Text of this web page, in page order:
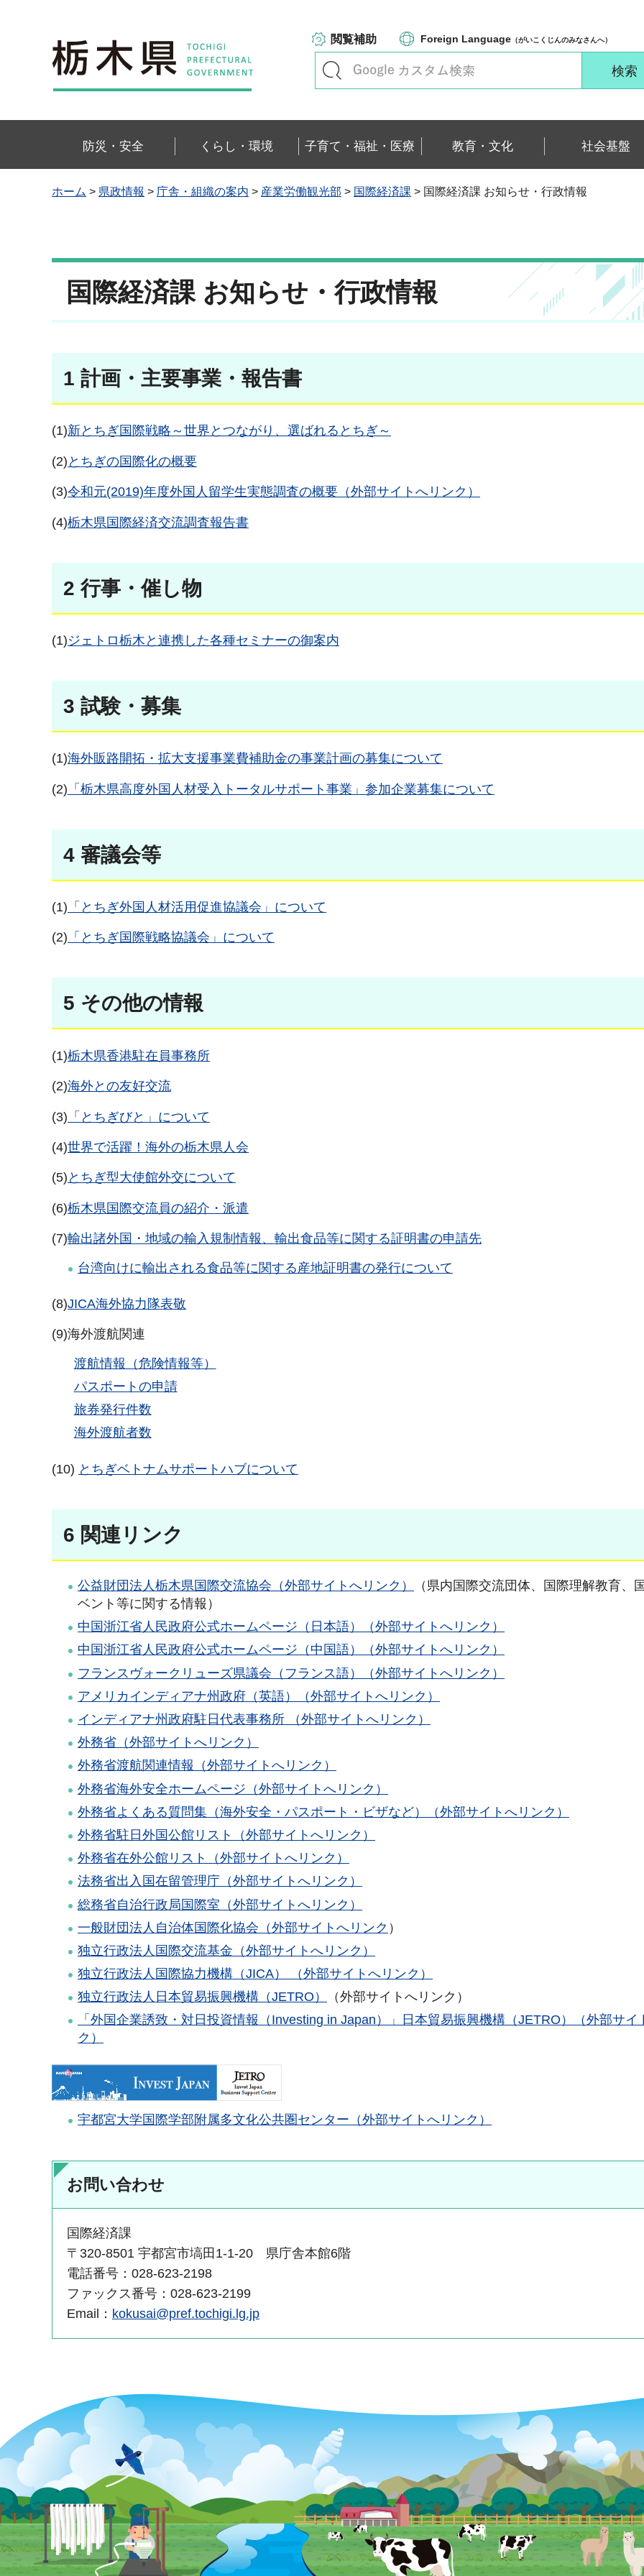
栃木県
閲覧補助 Foreign Language （がいこくじんのみなさんへ）
防災・安全 くらし・環境 子育て・福祉・医療 教育・文化 社会基盤
ホーム > 県政情報 > 庁舎・組織の案内 > 産業労働観光部 > 国際経済課 > 国際経済課 お知らせ・行政情報
国際経済課 お知らせ・行政情報
1 計画・主要事業・報告書
(1)新とちぎ国際戦略～世界とつながり、選ばれるとちぎ～
(2) とちぎの国際化の概要
(3)令和元(2019)年度外国人留学生実態調査の概要（外部サイトへリンク）
(4)栃木県国際経済交流調査報告書
2 行事・催し物
(1)ジェトロ栃木と連携した各種セミナーの御案内
3 試験・募集
(1)海外販路開拓・拡大支援事業費補助金の事業計画の募集について
(2) 「栃木県高度外国人材受入トータルサポート事業」参加企業募集について
4 審議会等
(1) 「とちぎ外国人材活用促進協議会」について
(2) 「とちぎ国際戦略協議会」について
5 その他の情報
(1)栃木県香港駐在員事務所
(2)海外との友好交流
(3) 「とちぎびと」について
(4)世界で活躍！海外の栃木県人会
(5) とちぎ型大使館外交について
(6)栃木県国際交流員の紹介・派遣
(7)輸出諸外国・地域の輸入規制情報、輸出食品等に関する証明書の申請先
台湾向けに輸出される食品等に関する産地証明書の発行について
(8)JICA海外協力隊表敬
(9)海外渡航関連
渡航情報（危険情報等）
パスポートの申請
旅券発行件数
海外渡航者数
(10) とちぎベトナムサポートハブについて
6 関連リンク
公益財団法人栃木県国際交流協会（外部サイトへリンク）
（県内国際交流団体、国際理解教育、
ベント等に関する情報）
中国浙江省人民政府公式ホームページ（日本語）（外部サイトへリンク）
中国浙江省人民政府公式ホームページ（中国語）（外部サイトへリンク）
フランスヴォークリューズ県議会（フランス語）（外部サイトへリンク）
アメリカインディアナ州政府（英語）（外部サイトへリンク）
インディアナ州政府駐日代表事務所 （外部サイトへリンク）
外務省（外部サイトへリンク）
外務省渡航関連情報（外部サイトへリンク）
外務省海外安全ホームページ（外部サイトへリンク）
外務省よくある質問集（海外安全・パスポート・ビザなど）（外部サイトへリンク）
外務省駐日外国公館リスト（外部サイトへリンク）
外務省在外公館リスト（外部サイトへリンク）
法務省出入国在留管理庁（外部サイトへリンク）
総務省自治行政局国際室（外部サイトへリンク）
一般財団法人自治体国際化協会（外部サイトへリンク ）
独立行政法人国際交流基金（外部サイトへリンク）
独立行政法人 国際協力機構（JICA） （外部サイトへリンク）
独立行政法人 日本貿易振興機構（JETRO）
（外部サイトへリンク）
「外国企業誘致・対日投資情報（Investing in Japan）」日本貿易振興機構（JETRO）（外部サイ
ク）
宇都宮大学国際学部附属多文化公共圏センター（外部サイトへリンク）
お問い合わせ
国際経済課
〒320-8501 宇都宮市塙田1-1-20 県庁舎本館6階
電話番号：028-623-2198
ファックス番号：028-623-2199
Email： kokusai@pref.tochigi.lg.jp